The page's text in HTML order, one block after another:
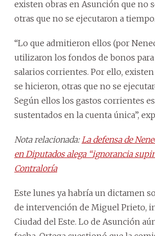
existen obras en Asunción que no
otras que no se ejecutaron a tiempo.
“Lo que admitieron ellos (por
utilizaron los fondos de bonos para
salarios corrientes. Por ello,
se hicieron, otras que no se
Según ellos los gastos corrientes
sustentados en la cuenta única”,
Nota relacionada: La defensa de
en Diputados alega “ignorancia
Contraloría
Este lunes ya habría un dictamen
de intervención de Miguel Prieto,
Ciudad del Este. Lo de Asunción